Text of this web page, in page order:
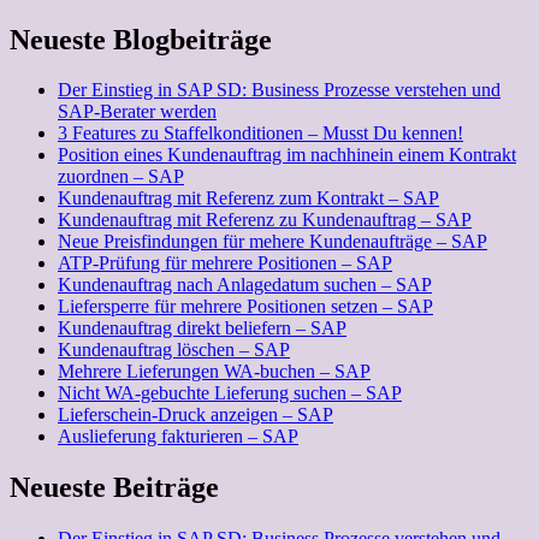
Neueste Blogbeiträge
Der Einstieg in SAP SD: Business Prozesse verstehen und
SAP-Berater werden
3 Features zu Staffelkonditionen – Musst Du kennen!
Position eines Kundenauftrag im nachhinein einem Kontrakt
zuordnen – SAP
Kundenauftrag mit Referenz zum Kontrakt – SAP
Kundenauftrag mit Referenz zu Kundenauftrag – SAP
Neue Preisfindungen für mehere Kundenaufträge – SAP
ATP-Prüfung für mehrere Positionen – SAP
Kundenauftrag nach Anlagedatum suchen – SAP
Liefersperre für mehrere Positionen setzen – SAP
Kundenauftrag direkt beliefern – SAP
Kundenauftrag löschen – SAP
Mehrere Lieferungen WA-buchen – SAP
Nicht WA-gebuchte Lieferung suchen – SAP
Lieferschein-Druck anzeigen – SAP
Auslieferung fakturieren – SAP
Neueste Beiträge